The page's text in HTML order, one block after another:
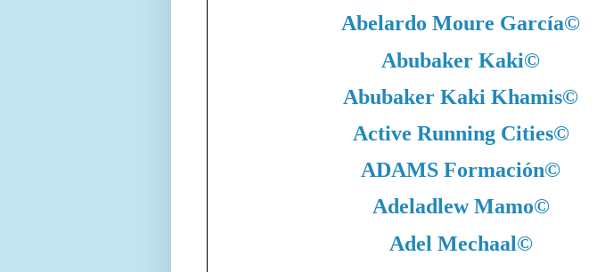
Abelardo Moure García©
Abubaker Kaki©
Abubaker Kaki Khamis©
Active Running Cities©
ADAMS Formación©
Adeladlew Mamo©
Adel Mechaal©